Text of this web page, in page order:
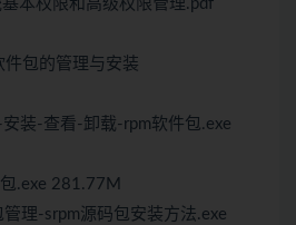
本权限和高级权限管理.pdf
包的管理与安装
装-查看-卸载-rpm软件包.exe
.exe 281.77M
理-srpm源码包安装方法.exe